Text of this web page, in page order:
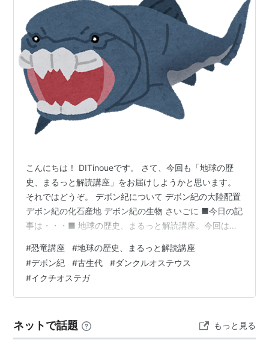
こんにちは！ DITinoueです。 さて、今回も「地球の歴
史、まるっと解読講座」をお届けしようかと思います。
それではどうぞ。 デボン紀について デボン紀の大陸配置
デボン紀の化石産地 デボン紀の生物 さいごに ■今日の記
事は・・・■ 地球の歴史、まるっと解読講座。今回は、
ます。 デボン紀について 古生代で四番目の時代、デボン
紀（約4億1900万年前～約3億5900万年前）は、どんな
時代か。 まずは、なんといっても両生類の誕生＝脊椎動
物の上陸です。 前回、シルル紀に植物が上陸したこと
はなぜか…
#恐竜講座 #地球の歴史、まるっと解読講座
#デボン紀 #古生代 #ダンクルオステウス
#イクチオステガ
ネットで話題 もっと見る